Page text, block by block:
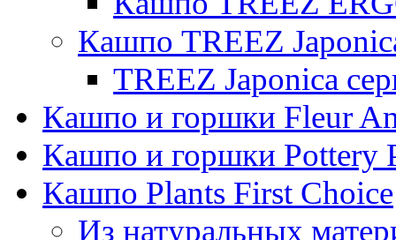
Кашпо TREEZ
TREEZ Japonica
Кашпо и горшки Fleur
Кашпо и горшки Pottery
Кашпо Plants First Choice
Из натуральных